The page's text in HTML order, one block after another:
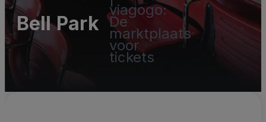
viagogo:
De
marktplaats
voor
tickets
Bell Park